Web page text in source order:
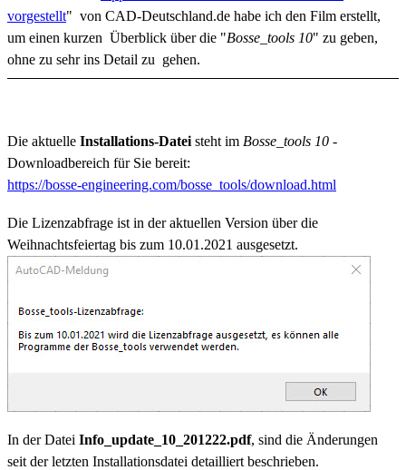
vorgestellt" von CAD-Deutschland.de habe ich den Film erstellt,
um einen kurzen Überblick über die "Bosse_tools 10" zu geben,
ohne zu sehr ins Detail zu gehen.
Die aktuelle Installations-Datei steht im Bosse_tools 10 -
Downloadbereich für Sie bereit:
https://bosse-engineering.com/bosse_tools/download.html
Die Lizenzabfrage ist in der aktuellen Version über die
Weihnachtsfeiertag bis zum 10.01.2021 ausgesetzt.
In der Datei Info_update_10_201222.pdf, sind die Änderungen
seit der letzten Installationsdatei detailliert beschrieben.